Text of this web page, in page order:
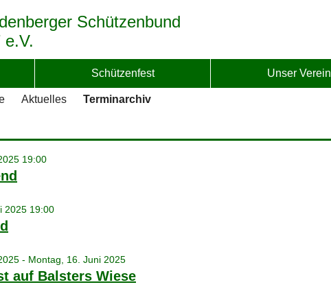
Schützenbund
e.V.
Schützenfest Unser Verein
Aktuelles Terminarchiv
19:00
2025 19:00
- Montag, 16. Juni 2025
auf Balsters Wiese